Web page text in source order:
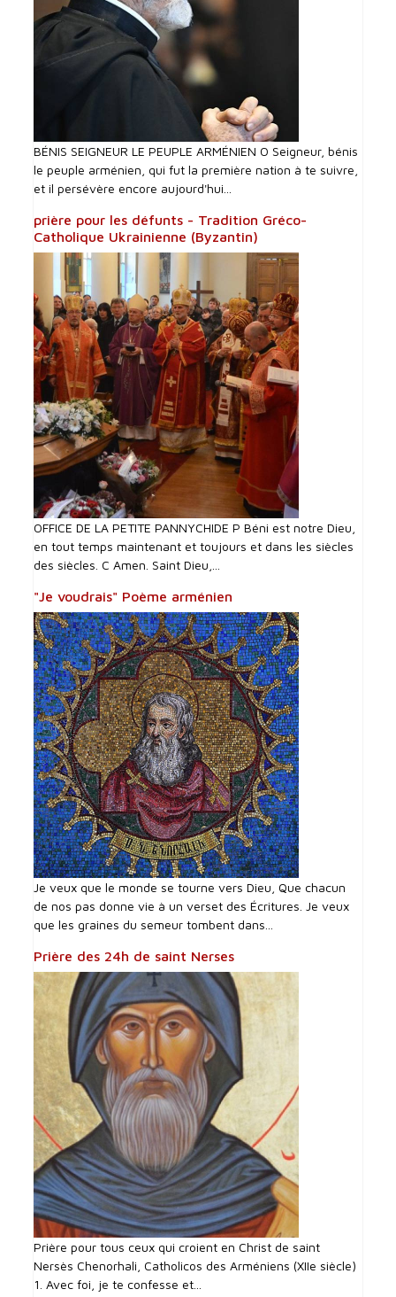
BÉNIS SEIGNEUR LE PEUPLE ARMÉNIEN O Seigneur, bénis
le peuple arménien, qui fut la première nation à te suivre,
et il persévère encore aujourd'hui...
prière pour les défunts - Tradition Gréco-
Catholique Ukrainienne (Byzantin)
OFFICE DE LA PETITE PANNYCHIDE P Béni est notre Dieu,
en tout temps maintenant et toujours et dans les siècles
des siècles. C Amen. Saint Dieu,...
"Je voudrais" Poème arménien
Je veux que le monde se tourne vers Dieu, Que chacun
de nos pas donne vie à un verset des Écritures. Je veux
que les graines du semeur tombent dans...
Prière des 24h de saint Nerses
Prière pour tous ceux qui croient en Christ de saint
Nersès Chenorhali, Catholicos des Arméniens (XIIe siècle)
1. Avec foi, je te confesse et...